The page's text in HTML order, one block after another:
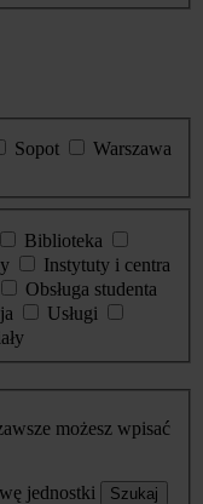
Sopot
Warszawa
Biblioteka
Instytuty i centra
Obsługa studenta
Usługi
możesz wpisać
jednostki Szukaj